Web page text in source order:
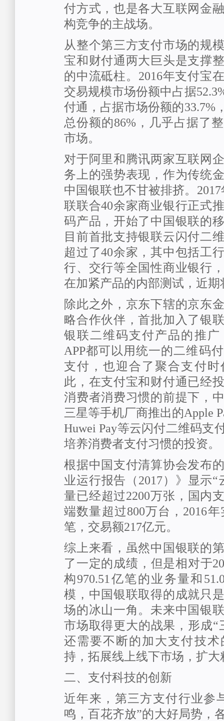
付方式，也是各大互联网金
构竞争的主战场。
从整个第三方支付市场的规
宝和财付通两大巨头是支撑
的中流砥柱。2016年支付宝
交易规模市场份额中占据
付通，占据市场份额的33.7%
总份额的86%，几乎占据了
市场。
对于阿里和腾讯两家互联网
务上的强势表现，作为传统
中国银联也不甘被排挤。
联联合40余家商业银行正式
码产品，开始了中国银联的
目前首批支持银联云闪付二
超过了40余家，其中包括工
行、交行等全国性商业银行
在加紧产品的内部测试，近
除此之外，京东下辖的京东
略合作伙伴，首批加入了银
银联二维码支付产品的推
APP都可以用统一的二维码
支付，也迎合了聚合支付
此，在支付宝和财付通已经
消费者消费习惯的前提下，
三星等手机厂商推出的Apple
Huwei Pay等云闪付二维码支
培养消费者支付习惯的投资。
根据中国支付清算协会发布
业运行报告（2017）》显示
量已经超过2200万张，国内
端数量超过800万台，2016
笔，交易额217亿元。
综上来看，虽然中国银联的
了一定的成绩，但是相对于
构970.51亿笔的业务量和
模，中国银联取得的成就只
场的冰山一角。未来中国银
市场取得更大的战果，形成“
还需要不断的加大支付技
持，拓展线上线下市场，扩
二、支付科技的创新
近年来，第三方支付行业参
鸣，百花齐放”的大好局势，